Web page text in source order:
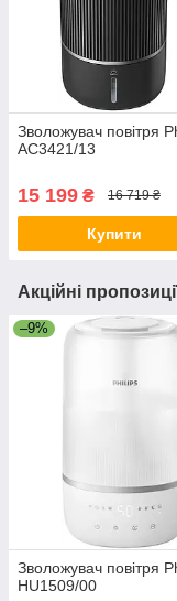
Зволожувач повітря
AC3421/13
15 199 ₴ 16 719 ₴
Купити
Акційні
–9%
Зволожувач повітря
HU1509/00